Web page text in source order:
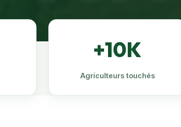
+10K
Agriculteurs touchés